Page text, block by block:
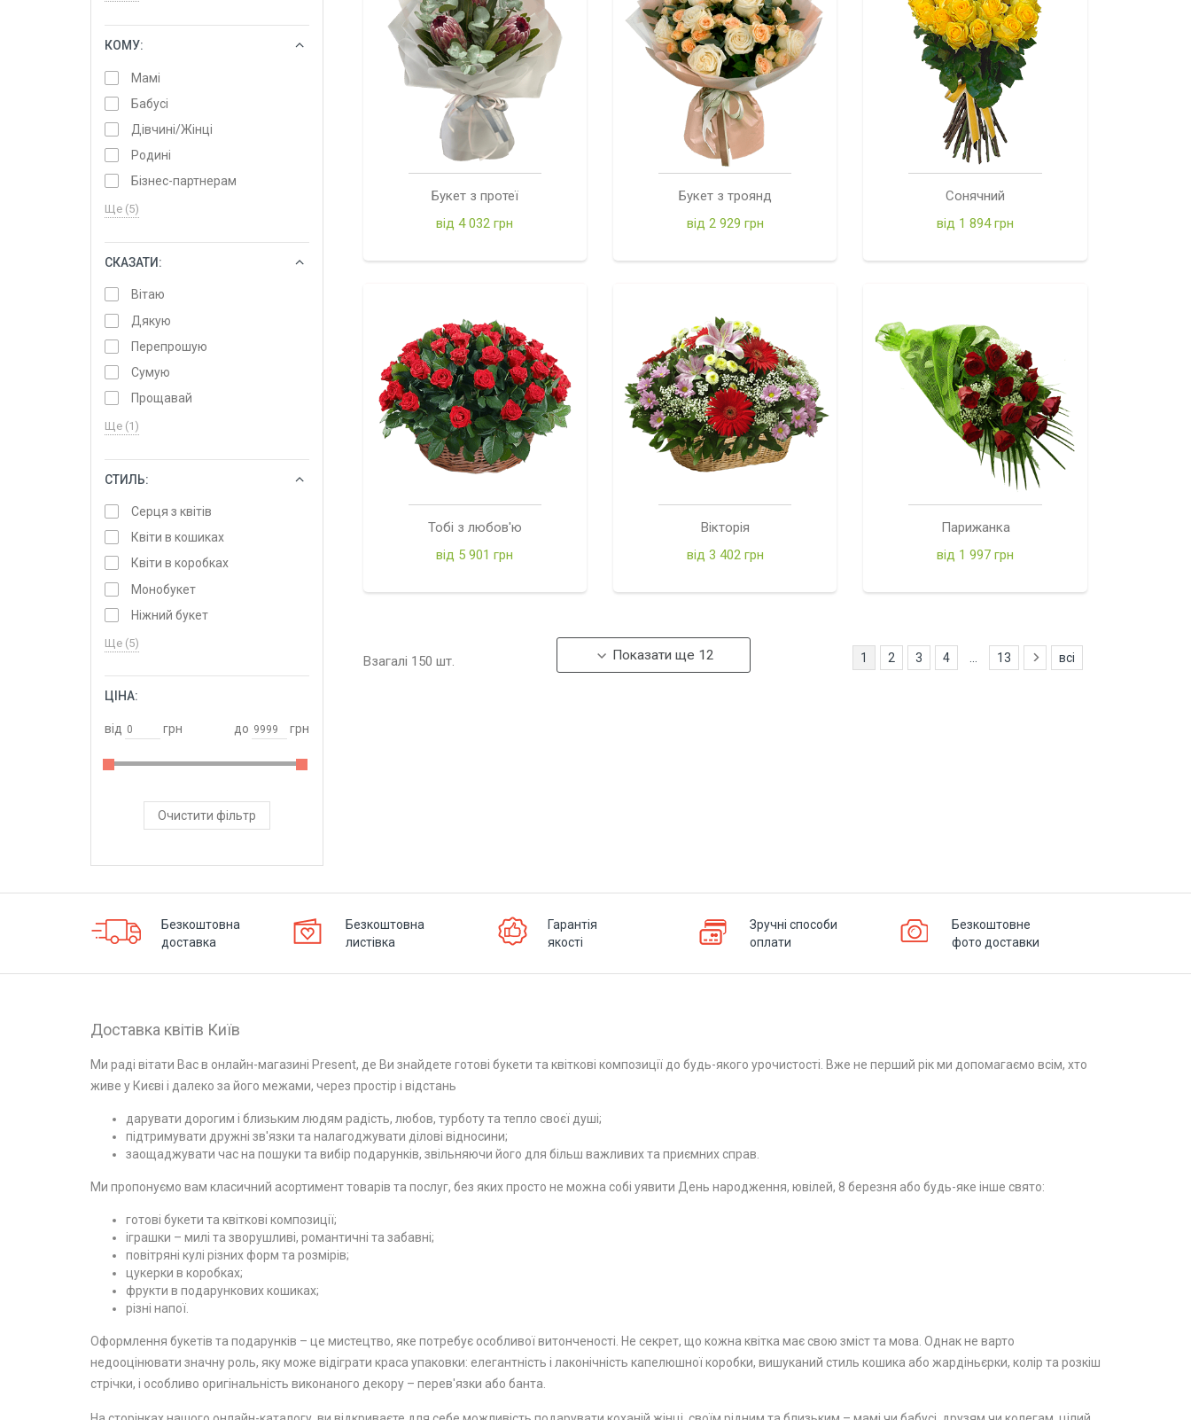
КОМУ:
Мамі
Бабусі
Дівчині/Жінці
Родині
Бізнес-партнерам
Ще (5)
СКАЗАТИ:
Вітаю
Дякую
Перепрошую
Сумую
Прощавай
Ще (1)
СТИЛЬ:
Серця з квітів
Квіти в кошиках
Квіти в коробках
Монобукет
Ніжний букет
Ще (5)
ЦІНА:
від грн до грн
Очистити фільтр
Букет з протеї
від 4 032 грн
Букет з троянд
від 2 929 грн
Сонячний
від 1 894 грн
Тобі з любов'ю
від 5 901 грн
Вікторія
від 3 402 грн
Парижанка
від 1 997 грн
Взагалі 150 шт. Показати ще 12 1 2 3 4 13 всі
Безкоштовна
доставка
Безкоштовна
листівка
Гарантія
якості
Зручні способи
оплати
Безкоштовне
фото доставки
Доставка квітів Київ
Ми раді вітати Вас в онлайн-магазині Present, де Ви знайдете готові букети та квіткові композиції до будь-якого урочистості. Вже не перший рік ми допомагаємо всім, хто
живе у Києві і далеко за його межами, через простір і відстань
дарувати дорогим і близьким людям радість, любов, турботу та тепло своєї душі;
підтримувати дружні зв'язки та налагоджувати ділові відносини;
заощаджувати час на пошуки та вибір подарунків, звільняючи його для більш важливих та приємних справ.
Ми пропонуємо вам класичний асортимент товарів та послуг, без яких просто не можна собі уявити День народження, ювілей, 8 березня або будь-яке інше свято:
готові букети та квіткові композиції;
іграшки – милі та зворушливі, романтичні та забавні;
повітряні кулі різних форм та розмірів;
цукерки в коробках;
фрукти в подарункових кошиках;
різні напої.
Оформлення букетів та подарунків – це мистецтво, яке потребує особливої ​​витонченості. Не секрет, що кожна квітка має свою зміст та мова. Однак не варто
недооцінювати значну роль, яку може відіграти краса упаковки: елегантність і лаконічність капелюшної коробки, вишуканий стиль кошика або жардіньєрки, колір та розкіш
стрічки, і особливо оригінальність виконаного декору – перев'язки або банта.